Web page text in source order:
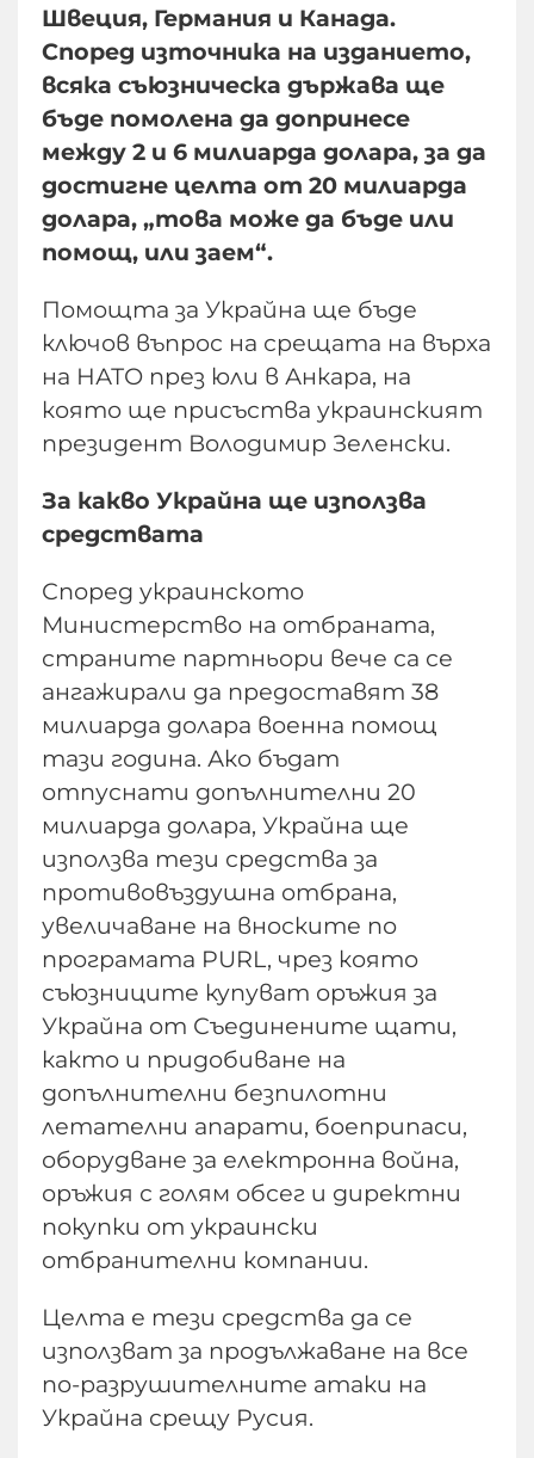
Швеция, Германия и Канада.
Според източника на изданието,
всяка съюзническа държава ще
бъде помолена да допринесе
между 2 и 6 милиарда долара, за да
достигне целта от 20 милиарда
долара, „това може да бъде или
помощ, или заем“.
Помощта за Украйна ще бъде
ключов въпрос на срещата на върха
на НАТО през юли в Анкара, на
която ще присъства украинският
президент Володимир Зеленски.
За какво Украйна ще използва
средствата
Според украинското
Министерство на отбраната,
страните партньори вече са се
ангажирали да предоставят 38
милиарда долара военна помощ
тази година. Ако бъдат
отпуснати допълнителни 20
милиарда долара, Украйна ще
използва тези средства за
противовъздушна отбрана,
увеличаване на вноските по
програмата PURL, чрез която
съюзниците купуват оръжия за
Украйна от Съединените щати,
както и придобиване на
допълнителни безпилотни
летателни апарати, боеприпаси,
оборудване за електронна война,
оръжия с голям обсег и директни
покупки от украински
отбранителни компании.
Целта е тези средства да се
използват за продължаване на все
по-разрушителните атаки на
Украйна срещу Русия.